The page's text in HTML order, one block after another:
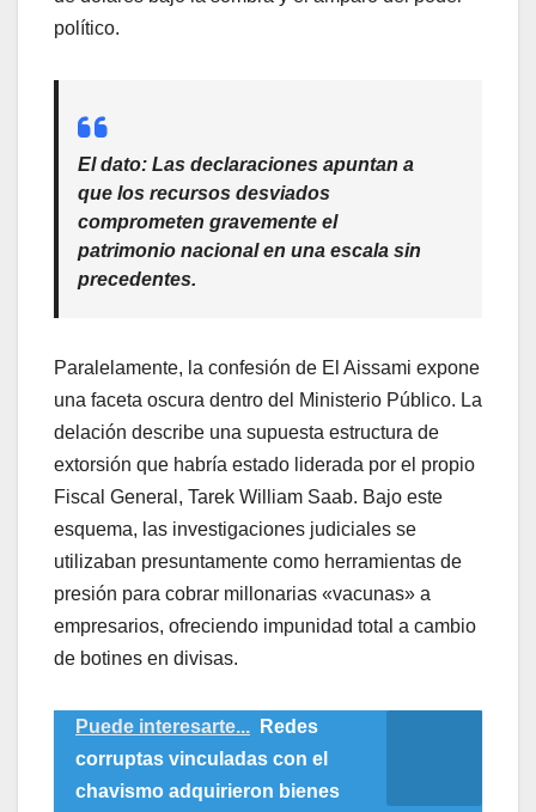
político.
El dato: Las declaraciones apuntan a
que los recursos desviados
comprometen gravemente el
patrimonio nacional en una escala sin
precedentes.
​Paralelamente, la confesión de El Aissami expone
una faceta oscura dentro del Ministerio Público. La
delación describe una supuesta estructura de
extorsión que habría estado liderada por el propio
Fiscal General, Tarek William Saab. Bajo este
esquema, las investigaciones judiciales se
utilizaban presuntamente como herramientas de
presión para cobrar millonarias «vacunas» a
empresarios, ofreciendo impunidad total a cambio
de botines en divisas.
Puede interesarte...
Redes
corruptas vinculadas con el
chavismo adquirieron bienes